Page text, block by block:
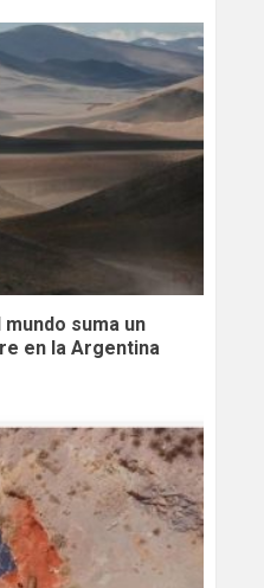
suma un
en la Argentina